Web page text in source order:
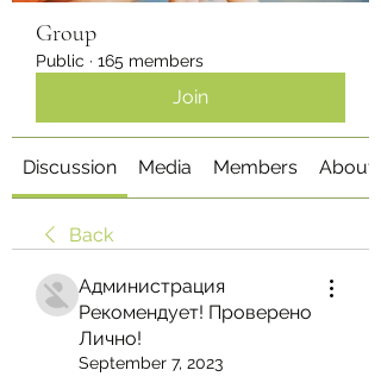
Group
Public · 165 members
Join
Discussion Media Members About
Back
Администрация
Рекомендует! Проверено
Лично!
September 7, 2023